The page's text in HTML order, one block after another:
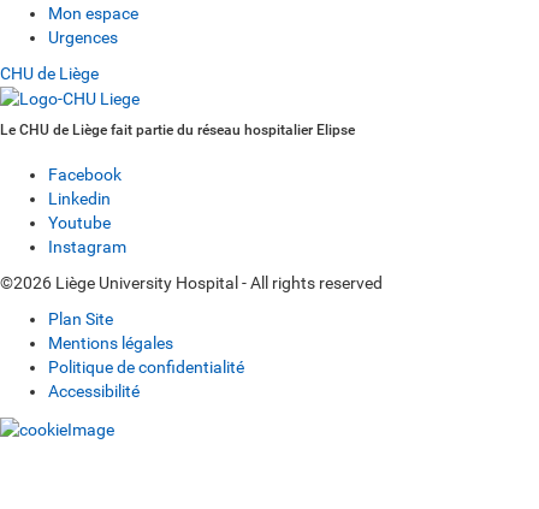
Mon espace
Urgences
CHU de Liège
Le CHU de Liège fait partie du réseau hospitalier Elipse
Facebook
Linkedin
Youtube
Instagram
©2026 Liège University Hospital - All rights reserved
Plan Site
Mentions légales
Politique de confidentialité
Accessibilité